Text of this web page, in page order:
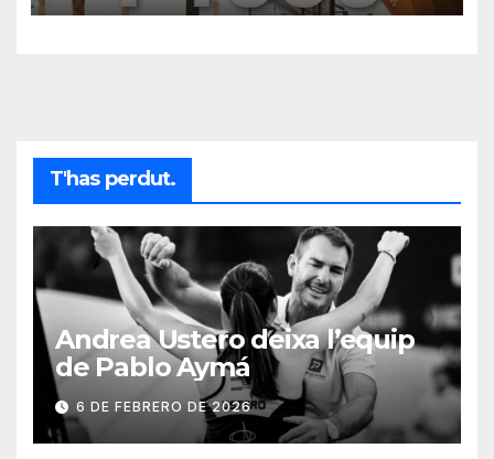
T'has perdut.
Andrea Ustero deixa l’equip
de Pablo Aymá
6 DE FEBRERO DE 2026